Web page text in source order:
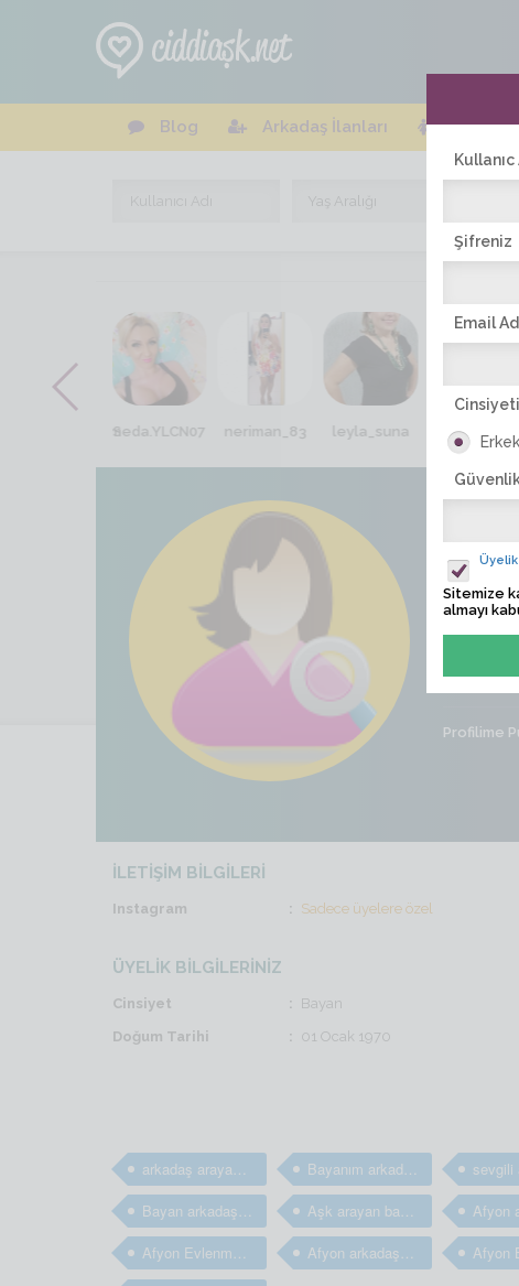
Blog Arkadaş İlanları Online
Bana_gel_askimSeda.YLCN07 neriman_83 leyla_suna Aysel_87
Ziyaret
Cinsiyeti
Profilime
İLETİŞİM BİLGİLERİ
Instagram Sadece üyelere özel
ÜYELİK BİLGİLERİNİZ
Cinsiyet Bayan
Doğum Tarihi
01 Ocak 1970
arkadaş arayan bayanlar Bayanım arkadaş arıyorum
Bayan arkadaş bulma sitesi Aşk arayan bayanlar
Afyon Evlenmek isteyen bayanlar Afyon arkadaş arayan kızlar
Kullanıc
Şifreniz
Email
Erkek
Sitemize
almayı